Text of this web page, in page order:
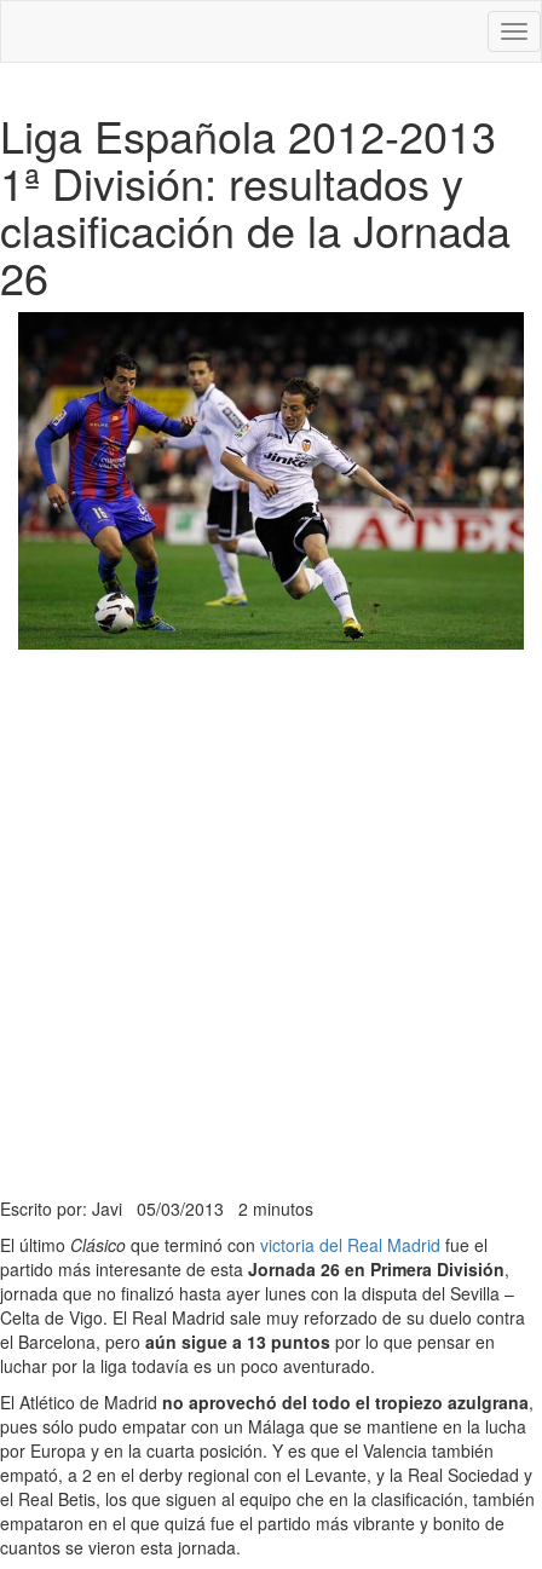
Liga Española 2012-2013
1ª División: resultados y
clasificación de la Jornada
26
Escrito por: Javi 05/03/2013 2 minutos
El último Clásico que terminó con victoria del Real Madrid fue el
partido más interesante de esta Jornada 26 en Primera División,
jornada que no finalizó hasta ayer lunes con la disputa del Sevilla –
Celta de Vigo. El Real Madrid sale muy reforzado de su duelo contra
el Barcelona, pero aún sigue a 13 puntos por lo que pensar en
luchar por la liga todavía es un poco aventurado.
El Atlético de Madrid no aprovechó del todo el tropiezo azulgrana,
pues sólo pudo empatar con un Málaga que se mantiene en la lucha
por Europa y en la cuarta posición. Y es que el Valencia también
empató, a 2 en el derby regional con el Levante, y la Real Sociedad y
el Real Betis, los que siguen al equipo che en la clasificación, también
empataron en el que quizá fue el partido más vibrante y bonito de
cuantos se vieron esta jornada.